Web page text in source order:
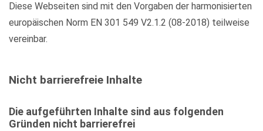
Diese Webseiten sind mit den Vorgaben der harmonisierten
europäischen Norm EN 301 549 V2.1.2 (08-2018) teilweise
vereinbar.
Nicht barrierefreie Inhalte
Die aufgeführten Inhalte sind aus folgenden
Gründen nicht barrierefrei